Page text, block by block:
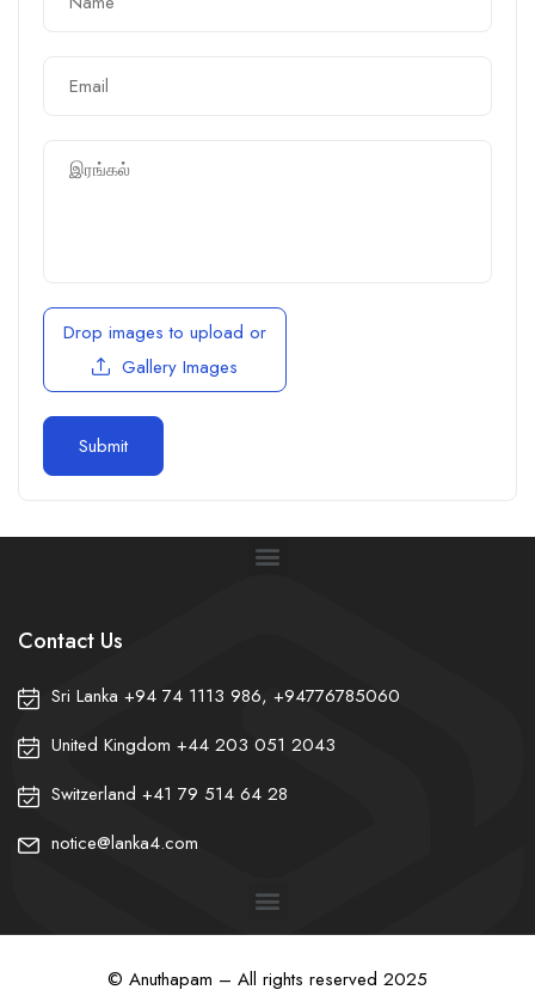
Drop images to upload or
Gallery Images
Contact Us
Sri Lanka +94 74 1113 986, +94776785060
United Kingdom +44 203 051 2043
Switzerland +41 79 514 64 28
notice@lanka4.com
© Anuthapam – All rights reserved 2025